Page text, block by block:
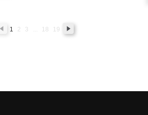
1 2 3 18 19